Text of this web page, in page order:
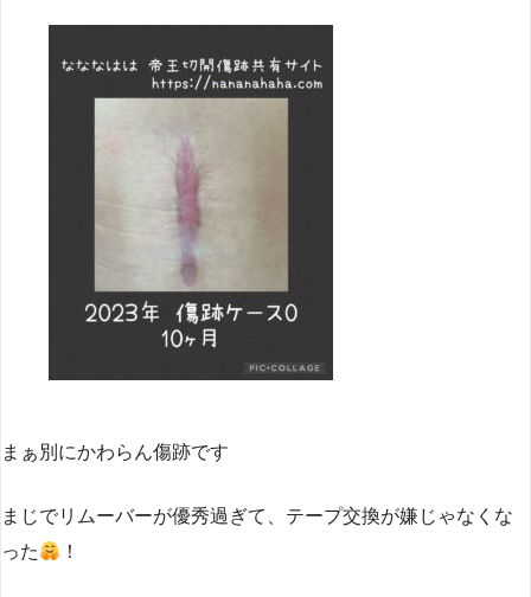
まぁ別にかわらん傷跡です
まじでリムーバーが優秀過ぎて、テープ交換が嫌じゃなくな
った
！